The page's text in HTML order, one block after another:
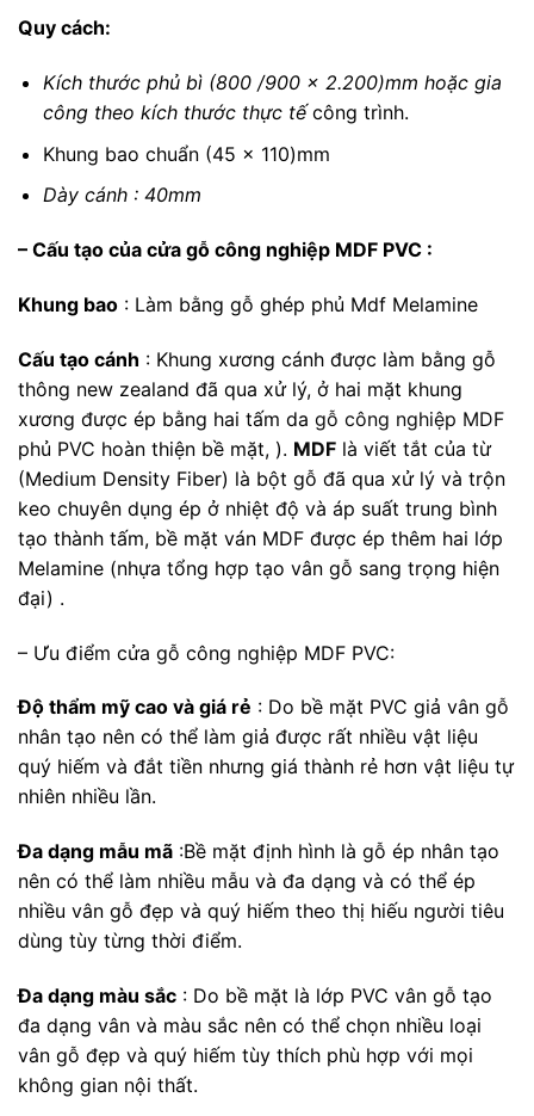
Quy cách:
Kích thước phủ bì (800 /900 x 2.200)mm hoặc gia
công theo kích thước thực tếcông trình.
Khung bao chuẩn (45 x 110)mm
Dày cánh : 40mm
– Cấu tạo của cửa gỗ công nghiệp MDF PVC :
Khung bao : Làm bằng gỗ ghép phủ Mdf Melamine
Cấu tạo cánh : Khung xương cánh được làm bằng gỗ
thông new zealand đã qua xử lý, ở hai mặt khung
xương được ép bằng hai tấm da gỗ công nghiệp MDF
phủ PVC hoàn thiện bề mặt, ). MDF là viết tắt của từ
(Medium Density Fiber) là bột gỗ đã qua xử lý và trộn
keo chuyên dụng ép ở nhiệt độ và áp suất trung bình
tạo thành tấm, bề mặt ván MDF được ép thêm hai lớp
Melamine (nhựa tổng hợp tạo vân gỗ sang trọng hiện
đại) .
– Ưu điểm cửa gỗ công nghiệp MDF PVC:
Độ thẩm mỹ cao và giá rẻ : Do bề mặt PVC giả vân gỗ
nhân tạo nên có thể làm giả được rất nhiều vật liệu
quý hiếm và đắt tiền nhưng giá thành rẻ hơn vật liệu tự
nhiên nhiều lần.
Đa dạng mẫu mã :Bề mặt định hình là gỗ ép nhân tạo
nên có thể làm nhiều mẫu và đa dạng và có thể ép
nhiều vân gỗ đẹp và quý hiếm theo thị hiếu người tiêu
dùng tùy từng thời điểm.
Đa dạng màu sắc : Do bề mặt là lớp PVC vân gỗ tạo
đa dạng vân và màu sắc nên có thể chọn nhiều loại
vân gỗ đẹp và quý hiếm tùy thích phù hợp với mọi
không gian nội thất.